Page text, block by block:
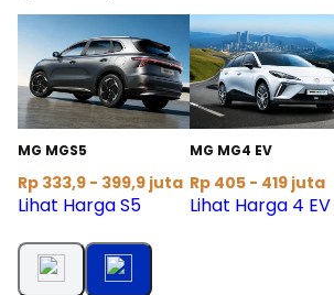
MG MGS5
Rp 333,9 - 399,9 juta
Lihat Harga S5
MG MG4 EV
Rp 405 - 419 juta
Lihat Harga 4 EV